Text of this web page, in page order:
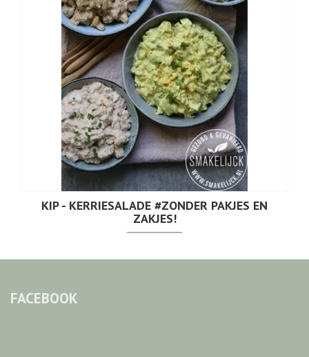
KIP - KERRIESALADE #ZONDER PAKJES EN
ZAKJES!
FACEBOOK